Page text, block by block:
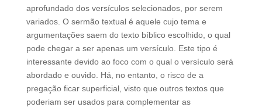
aprofundado dos versículos selecionados, por serem
variados. O sermão textual é aquele cujo tema e
argumentações saem do texto bíblico escolhido, o qual
pode chegar a ser apenas um versículo. Este tipo é
interessante devido ao foco com o qual o versículo será
abordado e ouvido. Há, no entanto, o risco de a
pregação ficar superficial, visto que outros textos que
poderiam ser usados para complementar as